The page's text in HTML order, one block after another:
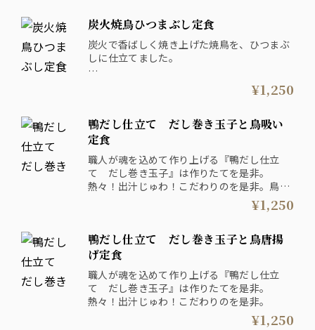
炭火焼鳥ひつまぶし定食
炭火で香ばしく焼き上げた焼鳥を、ひつまぶ
しに仕立てました。
まずはそのまま、炭の香りと旨味を堪能。
次に薬味を添えて、味わいに変化を。
一膳で三度美味しい、満足感あふれる定食で
¥1,250
鴨だし仕立て だし巻き玉子と鳥吸い
定食
職人が魂を込めて作り上げる『鴨だし仕立
て だし巻き玉子』は作りたてを是非。
熱々！出汁じゅわ！こだわりのを是非。鳥吸
¥1,250
鴨だし仕立て だし巻き玉子と鳥唐揚
げ定食
職人が魂を込めて作り上げる『鴨だし仕立
て だし巻き玉子』は作りたてを是非。
熱々！出汁じゅわ！こだわりのを是非。
¥1,250